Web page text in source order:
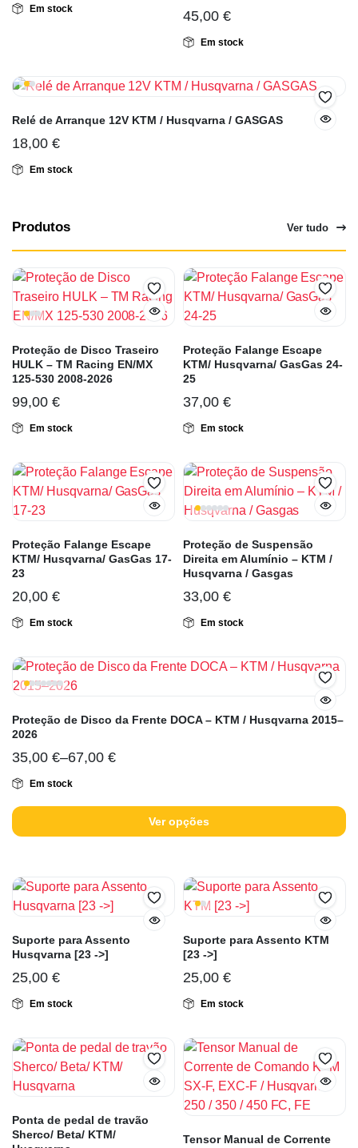
Em stock 45,00 €
Em stock
Relé de Arranque 12V KTM / Husqvarna / GASGAS
18,00 €
Em stock
Produtos Ver tudo
Proteção de Disco Traseiro
HULK – TM Racing EN/MX
125-530 2008-2026
99,00 €
Em stock
Proteção Falange Escape
KTM/ Husqvarna/ GasGas 24-
25
37,00 €
Em stock
Proteção Falange Escape
KTM/ Husqvarna/ GasGas 17-
23
20,00 €
Em stock
Proteção de Suspensão
Direita em Alumínio – KTM /
Husqvarna / Gasgas
33,00 €
Em stock
Proteção de Disco da Frente DOCA – KTM / Husqvarna 2015–
2026
35,00 €–67,00 €
Em stock
Ver opções
Suporte para Assento
Husqvarna [23 ->]
25,00 €
Em stock
Suporte para Assento KTM
[23 ->]
25,00 €
Em stock
Ponta de pedal de travão
Sherco/ Beta/ KTM/
Tensor Manual de Corrente